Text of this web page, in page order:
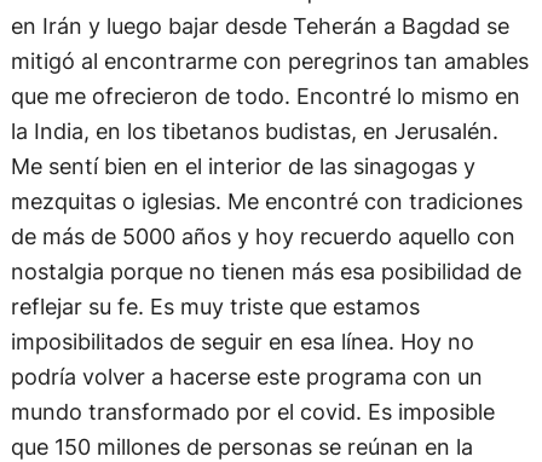
en Irán y luego bajar desde Teherán a Bagdad se
mitigó al encontrarme con peregrinos tan amables
que me ofrecieron de todo. Encontré lo mismo en
la India, en los tibetanos budistas, en Jerusalén.
Me sentí bien en el interior de las sinagogas y
mezquitas o iglesias. Me encontré con tradiciones
de más de 5000 años y hoy recuerdo aquello con
nostalgia porque no tienen más esa posibilidad de
reflejar su fe. Es muy triste que estamos
imposibilitados de seguir en esa línea. Hoy no
podría volver a hacerse este programa con un
mundo transformado por el covid. Es imposible
que 150 millones de personas se reúnan en la